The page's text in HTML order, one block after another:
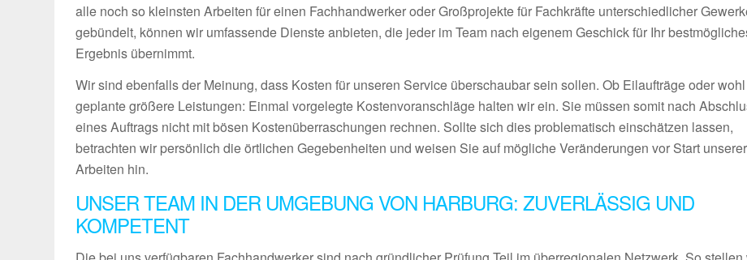
alle noch so kleinsten Arbeiten für einen Fachhandwerker oder Großprojekte für Fachkräfte unterschiedlicher
gebündelt, können wir umfassende Dienste anbieten, die jeder im Team nach eigenem Geschick für Ihr
Ergebnis übernimmt.
Wir sind ebenfalls der Meinung, dass Kosten für unseren Service überschaubar sein sollen. Ob Eilaufträge oder wohl
geplante größere Leistungen: Einmal vorgelegte Kostenvoranschläge halten wir ein. Sie müssen somit nach
eines Auftrags nicht mit bösen Kostenüberraschungen rechnen. Sollte sich dies problematisch einschätzen lassen,
betrachten wir persönlich die örtlichen Gegebenheiten und weisen Sie auf mögliche Veränderungen vor Start unserer
Arbeiten hin.
UNSER TEAM IN DER UMGEBUNG VON HARBURG: ZUVERLÄSSIG UND
KOMPETENT